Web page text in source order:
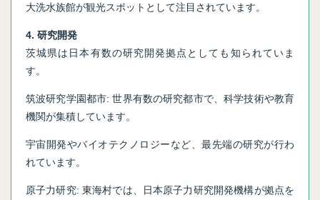
大洗水族館が観光スポットとして注目されています。
4. 研究開発
茨城県は日本有数の研究開発拠点としても知られていま
す。
筑波研究学園都市: 世界有数の研究都市で、科学技術や教育
機関が集積しています。
宇宙開発やバイオテクノロジーなど、最先端の研究が行わ
れています。
原子力研究: 東海村では、日本原子力研究開発機構が拠点を